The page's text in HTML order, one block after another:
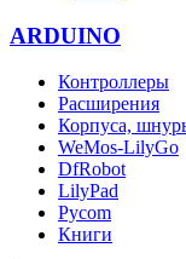
ARDUINO
Контроллеры
Расширения
Корпуса,
WeMos-LilyGo
DfRobot
LilyPad
Pycom
Книги